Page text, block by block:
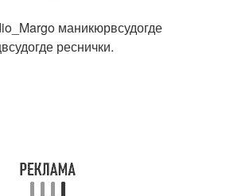
маникюрвсудогде
реснички.